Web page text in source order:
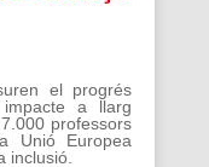
el progrés
a llarg
professors
Unió Europea
inclusió.